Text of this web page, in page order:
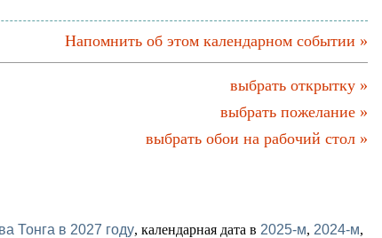
Напомнить об этом календарном событии »
выбрать открытку »
выбрать пожелание »
выбрать обои на рабочий стол »
Тонга в 2027 году, календарная дата в 2025-м, 2024-м,